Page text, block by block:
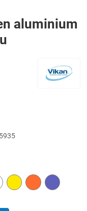
aluminium
YELLOW ORANGE PURPLE